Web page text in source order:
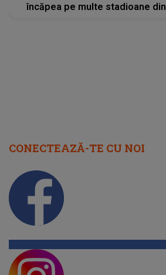
încăpea pe multe stadioane din
CONECTEAZĂ-TE CU NOI